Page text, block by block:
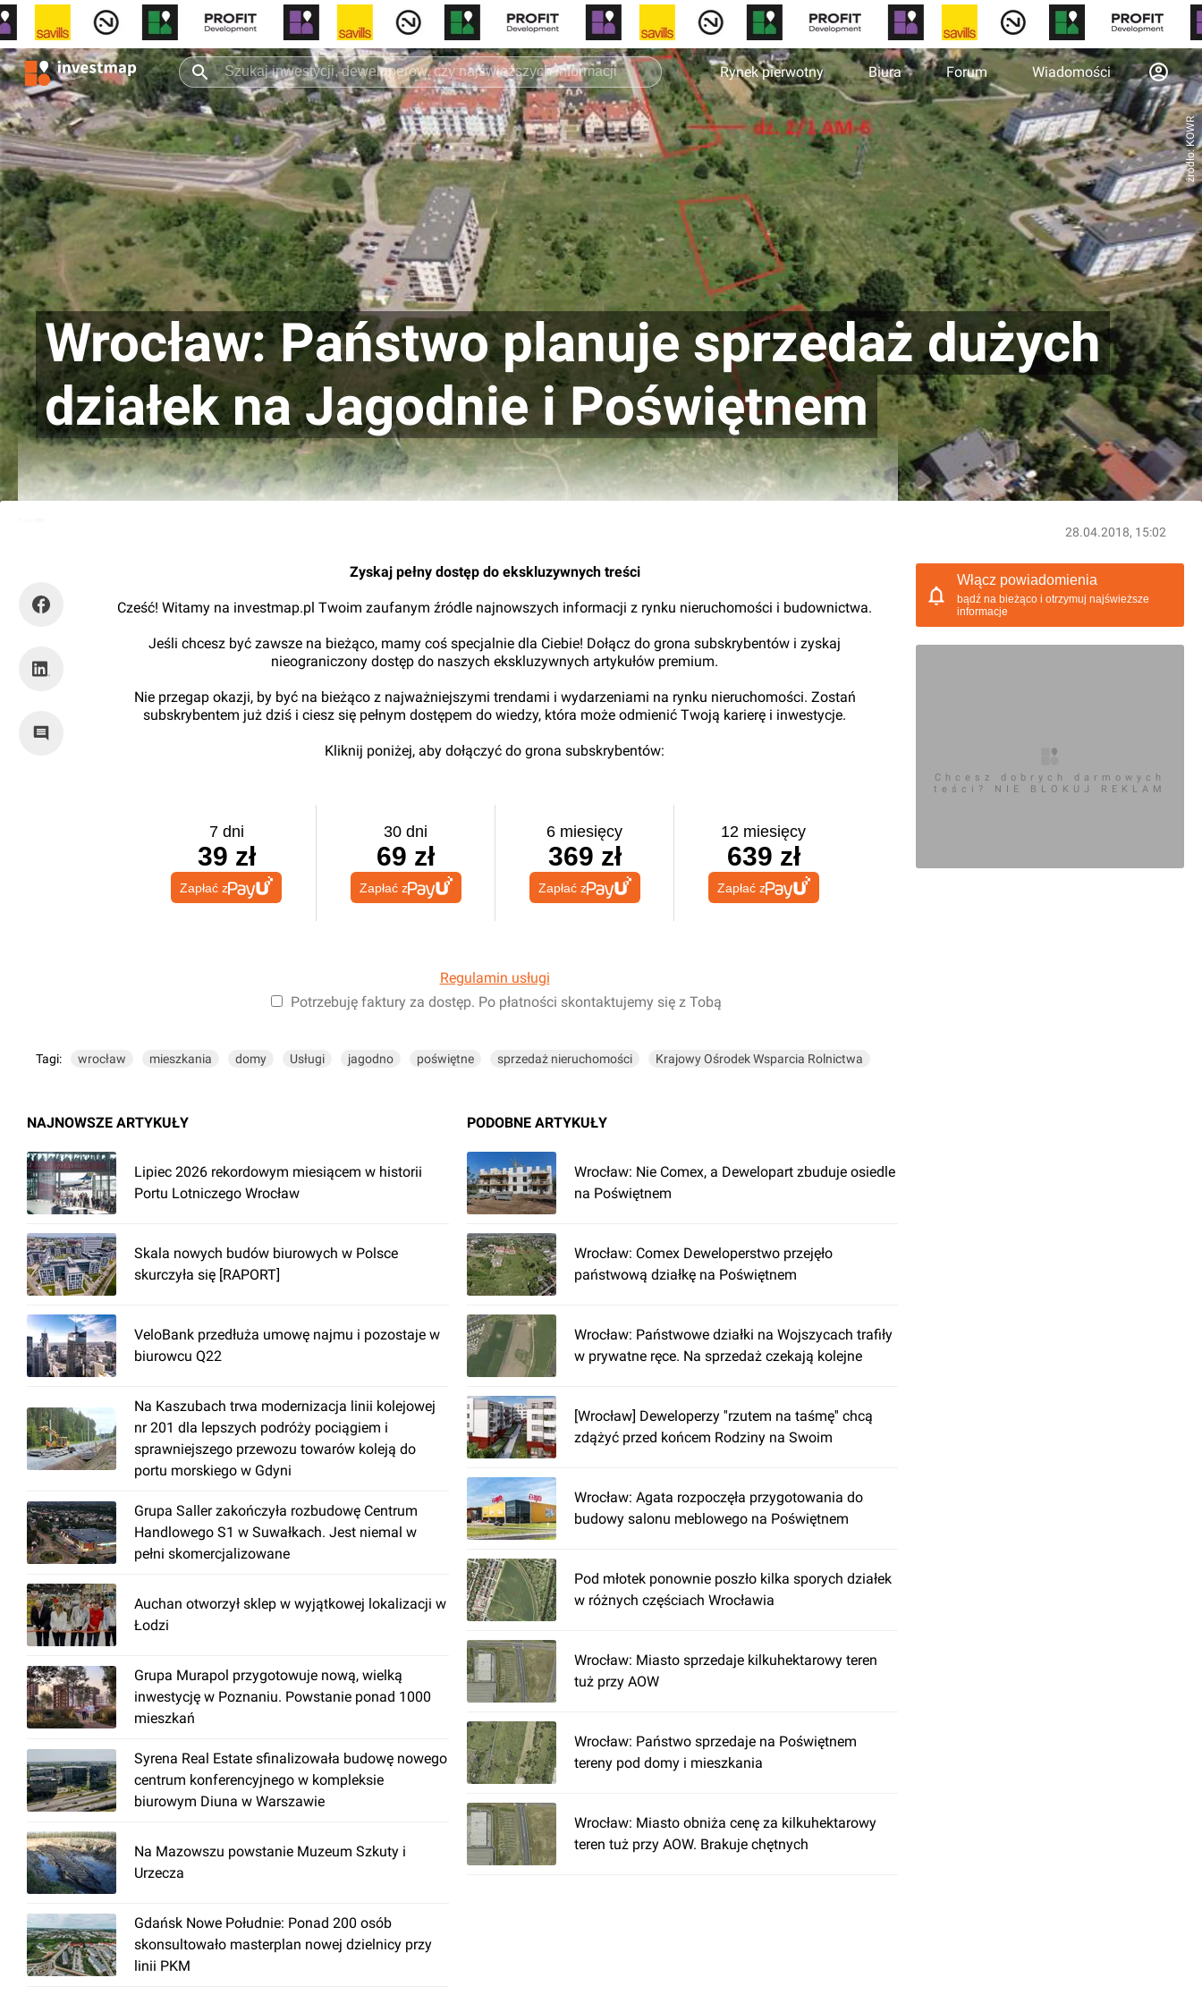
Rynek pierwotny Biura Forum Wiadomości
źródło: KOWR
Wrocław: Państwo planuje sprzedaż dużych
działek na Jagodnie i Poświętnem
28.04.2018, 15:02
Zyskaj pełny dostęp do ekskluzywnych treści
Cześć! Witamy na investmap.pl Twoim zaufanym źródle najnowszych informacji z rynku nieruchomości i budownictwa.
Jeśli chcesz być zawsze na bieżąco, mamy coś specjalnie dla Ciebie! Dołącz do grona subskrybentów i zyskaj
nieograniczony dostęp do naszych ekskluzywnych artykułów premium.
Nie przegap okazji, by być na bieżąco z najważniejszymi trendami i wydarzeniami na rynku nieruchomości. Zostań
subskrybentem już dziś i ciesz się pełnym dostępem do wiedzy, która może odmienić Twoją karierę i inwestycje.
Kliknij poniżej, aby dołączyć do grona subskrybentów:
7 dni
39 zł
Zapłać z
30 dni
69 zł
Zapłać z
6 miesięcy
369 zł
Zapłać z
12 miesięcy
639 zł
Zapłać z
Regulamin usługi
Potrzebuję faktury za dostęp. Po płatności skontaktujemy się z Tobą
Tagi: wrocław mieszkania domy Usługi jagodno poświętne sprzedaż nieruchomości Krajowy Ośrodek Wsparcia Rolnictwa
NAJNOWSZE ARTYKUŁY
Lipiec 2026 rekordowym miesiącem w historii
Portu Lotniczego Wrocław
Skala nowych budów biurowych w Polsce
skurczyła się [RAPORT]
VeloBank przedłuża umowę najmu i pozostaje w
biurowcu Q22
Na Kaszubach trwa modernizacja linii kolejowej
nr 201 dla lepszych podróży pociągiem i
sprawniejszego przewozu towarów koleją do
portu morskiego w Gdyni
Grupa Saller zakończyła rozbudowę Centrum
Handlowego S1 w Suwałkach. Jest niemal w
pełni skomercjalizowane
Auchan otworzył sklep w wyjątkowej lokalizacji w
Łodzi
Grupa Murapol przygotowuje nową, wielką
inwestycję w Poznaniu. Powstanie ponad 1000
mieszkań
Syrena Real Estate sfinalizowała budowę nowego
centrum konferencyjnego w kompleksie
biurowym Diuna w Warszawie
Na Mazowszu powstanie Muzeum Szkuty i
Urzecza
Gdańsk Nowe Południe: Ponad 200 osób
skonsultowało masterplan nowej dzielnicy przy
linii PKM
PODOBNE ARTYKUŁY
Wrocław: Nie Comex, a Dewelopart zbuduje osiedle
na Poświętnem
Wrocław: Comex Deweloperstwo przejęło
państwową działkę na Poświętnem
Wrocław: Państwowe działki na Wojszycach trafiły
w prywatne ręce. Na sprzedaż czekają kolejne
[Wrocław] Deweloperzy ''rzutem na taśmę'' chcą
zdążyć przed końcem Rodziny na Swoim
Wrocław: Agata rozpoczęła przygotowania do
budowy salonu meblowego na Poświętnem
Pod młotek ponownie poszło kilka sporych działek
w różnych częściach Wrocławia
Wrocław: Miasto sprzedaje kilkuhektarowy teren
tuż przy AOW
Wrocław: Państwo sprzedaje na Poświętnem
tereny pod domy i mieszkania
Wrocław: Miasto obniża cenę za kilkuhektarowy
teren tuż przy AOW. Brakuje chętnych
Włącz powiadomienia
bądź na bieżąco i otrzymuj najświeższe
informacje
Chcesz dobrych darmowych
teści? NIE BLOKUJ REKLAM